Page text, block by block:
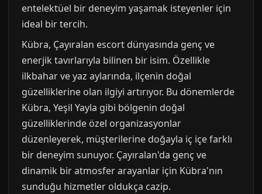
entelektüel bir deneyim yaşamak isteyenler için
ideal bir tercih.
Kübra, Çayıralan escort dünyasında genç ve
enerjik tavırlarıyla bilinen bir isim. Özellikle
ilkbahar ve yaz aylarında, ilçenin doğal
güzelliklerine olan ilgiyi artırıyor. Bu dönemlerde
Kübra, Yeşil Yayla gibi bölgenin doğal
güzelliklerinde özel organizasyonlar
düzenleyerek, müşterilerine doğayla iç içe farklı
bir deneyim sunuyor. Çayıralan'da genç ve
dinamik bir atmosfer arayanlar için Kübra'nın
sunduğu hizmetler oldukça cazip.